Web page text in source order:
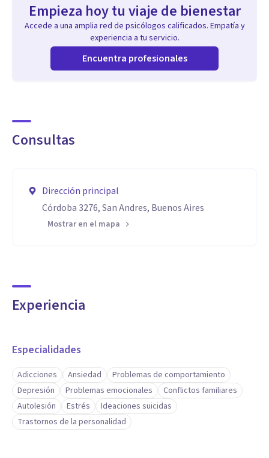
Empieza hoy tu viaje de bienestar
Accede a una amplia red de psicólogos calificados. Empatía y
experiencia a tu servicio.
Encuentra profesionales
Consultas
Dirección principal
Córdoba 3276, San Andres, Buenos Aires
Mostrar en el mapa
Experiencia
Especialidades
Adicciones Ansiedad
Problemas de comportamiento
Depresión
Problemas emocionales
Conflictos familiares
Autolesión
Estrés
Ideaciones suicidas
Trastornos de la personalidad